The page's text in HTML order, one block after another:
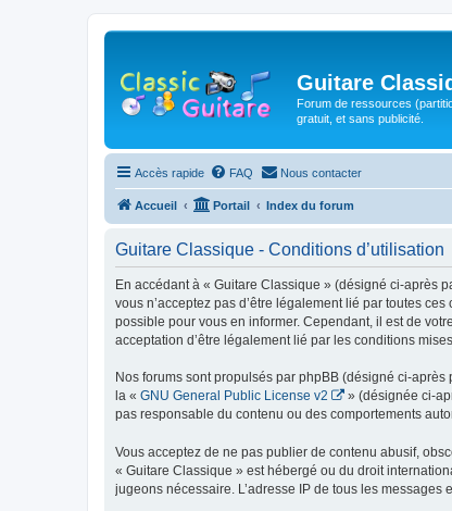
Guitare
Forum de ressources
gratuit, et sans publicité.
Accès rapide FAQ Nous contacter
Accueil Portail Index du forum
Guitare Classique - Conditions d’utilisation
En accédant à « Guitare Classique » (désigné ci-après
vous n’acceptez pas d’être légalement lié par toutes
possible pour vous en informer. Cependant, il est de
acceptation d’être légalement lié par les conditions
Nos forums sont propulsés par phpBB (désigné ci-
la « GNU General Public License v2 » (désignée ci-
pas responsable du contenu ou des comportements
Vous acceptez de ne pas publier de contenu abusif,
« Guitare Classique » est hébergé ou du droit
jugeons nécessaire. L’adresse IP de tous les